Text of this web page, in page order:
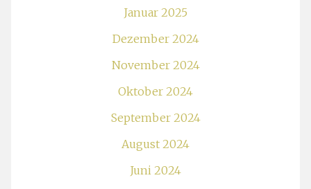
Januar 2025
Dezember 2024
November 2024
Oktober 2024
September 2024
August 2024
Juni 2024